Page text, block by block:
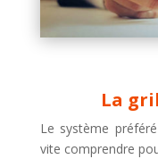
La
Le système
vite comprendre